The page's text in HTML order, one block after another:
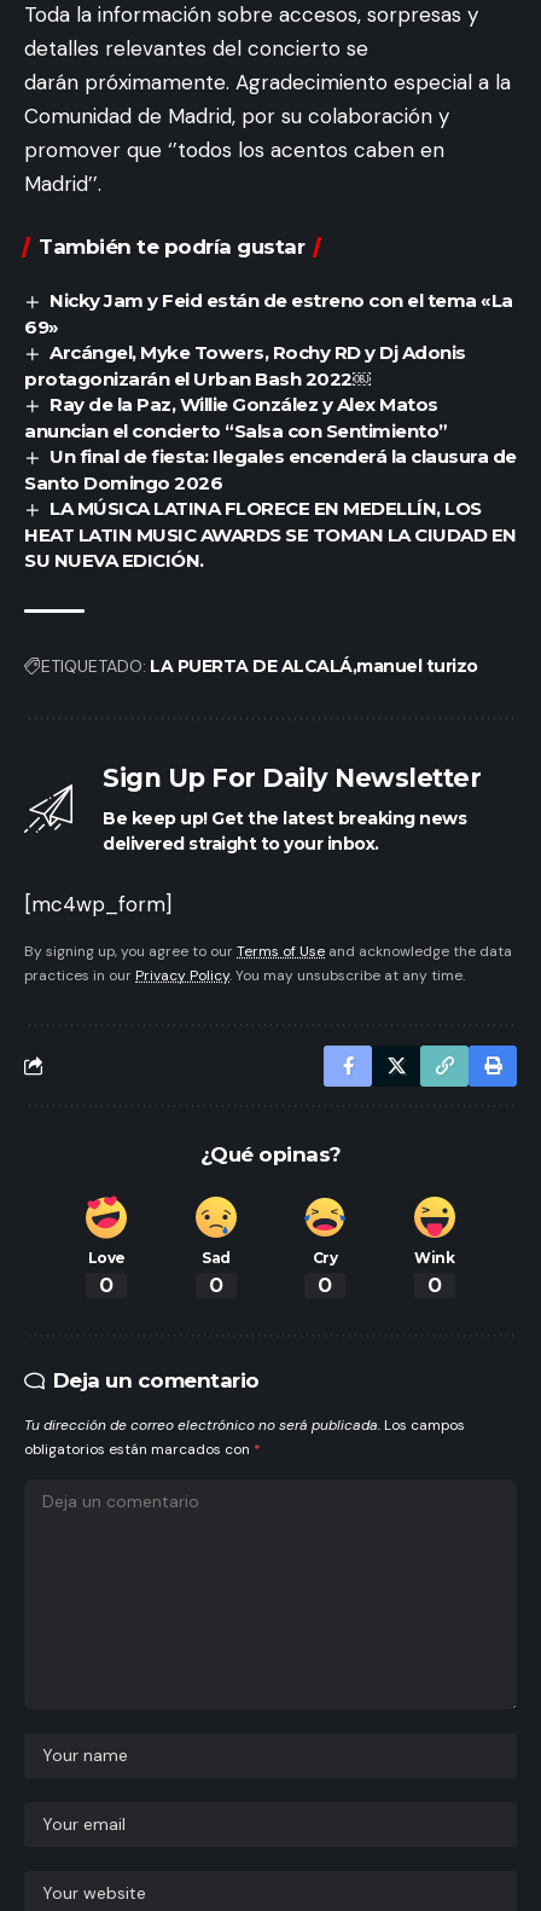
Toda la información sobre accesos, sorpresas y
detalles relevantes del concierto se
darán próximamente. Agradecimiento especial a la
Comunidad de Madrid, por su colaboración y
promover que ‘’todos los acentos caben en
Madrid’’.
También te podría gustar
Nicky Jam y Feid están de estreno con el tema «La
69»
Arcángel, Myke Towers, Rochy RD y Dj Adonis
protagonizarán el Urban Bash 2022￼
Ray de la Paz, Willie González y Alex Matos
anuncian el concierto “Salsa con Sentimiento”
Un final de fiesta: Ilegales encenderá la clausura de
Santo Domingo 2026
LA MÚSICA LATINA FLORECE EN MEDELLÍN, LOS
HEAT LATIN MUSIC AWARDS SE TOMAN LA CIUDAD EN
SU NUEVA EDICIÓN.
ETIQUETADO: LA PUERTA DE ALCALÁmanuel turizo
Sign Up For Daily Newsletter
Be keep up! Get the latest breaking news
delivered straight to your inbox.
[mc4wp_form]
By signing up, you agree to ourTerms of Use and acknowledge the data
practices in our Privacy Policy. You may unsubscribe at any time.
¿Qué opinas?
Love
0
Sad
0
Cry
0
Wink
0
Deja un comentario
Tu dirección de correo electrónico no será publicada. Los campos
obligatorios están marcados con *